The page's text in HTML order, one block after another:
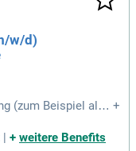
w/d)
(zum Beispiel als
Versicher
frau) ger
+
+ weitere Benefits